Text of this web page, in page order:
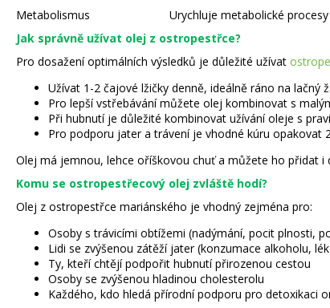
Metabolismus
Urychluje metabolické
Jak správně užívat olej z ostropestřce?
Pro dosažení optimálních výsledků je důležité užívat
Užívat 1-2 čajové lžičky denně, ideálně ráno na lačný
Pro lepší vstřebávání můžete olej kombinovat s
Při hubnutí je důležité kombinovat užívání oleje s
Pro podporu jater a trávení je vhodné kúru opakovat
Olej má jemnou, lehce oříškovou chuť a můžete ho přidat
Komu se ostropestřecový olej zvláště hodí?
Olej z ostropestřce mariánského je vhodný zejména pro:
Osoby s trávicími obtížemi (nadýmání, pocit plnosti,
Lidi se zvýšenou zátěží jater (konzumace alkoholu,
Ty, kteří chtějí podpořit hubnutí přirozenou cestou
Osoby se zvýšenou hladinou cholesterolu
Každého, kdo hledá přírodní podporu pro detoxikaci